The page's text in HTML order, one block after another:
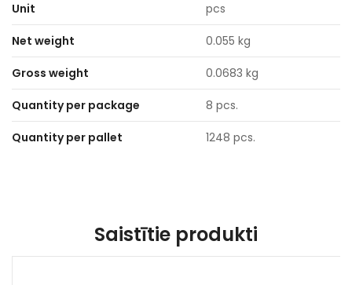
Unit pcs
Net weight 0.055 kg
Gross weight 0.0683 kg
Quantity per package 8 pcs.
Quantity per pallet 1248 pcs.
Saistītie produkti